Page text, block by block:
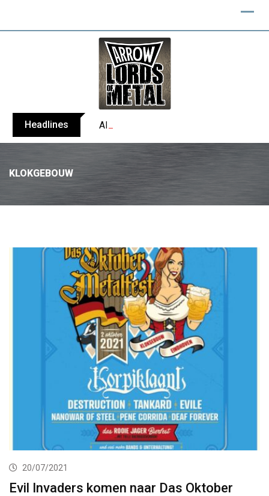
Headlines ANTHRAX shares video for ‘Everybody’s
KLOKGEBOUW
20/07/2021
Evil Invaders komen naar Das Oktober